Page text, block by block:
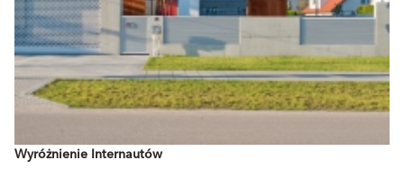
Wyróżnienie Internautów